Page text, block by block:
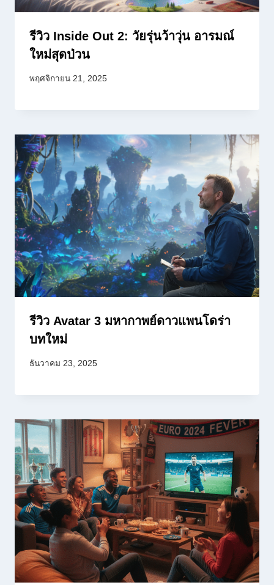
รีวิว Inside Out 2: วัยรุ่นว้าวุ่น อารมณ์
ใหม่สุดป่วน
พฤศจิกายน 21, 2025
รีวิว Avatar 3 มหากาพย์ดาวแพนโดร่า
บทใหม่
ธันวาคม 23, 2025